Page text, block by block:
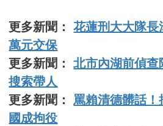
更多新聞：花蓮刑大大隊
萬元交保
更多新聞：北市內湖前偵
搜索帶人
更多新聞：罵賴清德髒話
國成拘役